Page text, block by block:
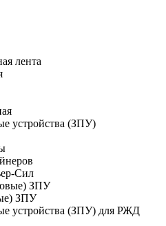
лента
устройства (ЗПУ)
Сил
ЗПУ
ЗПУ
устройства (ЗПУ) для РЖД